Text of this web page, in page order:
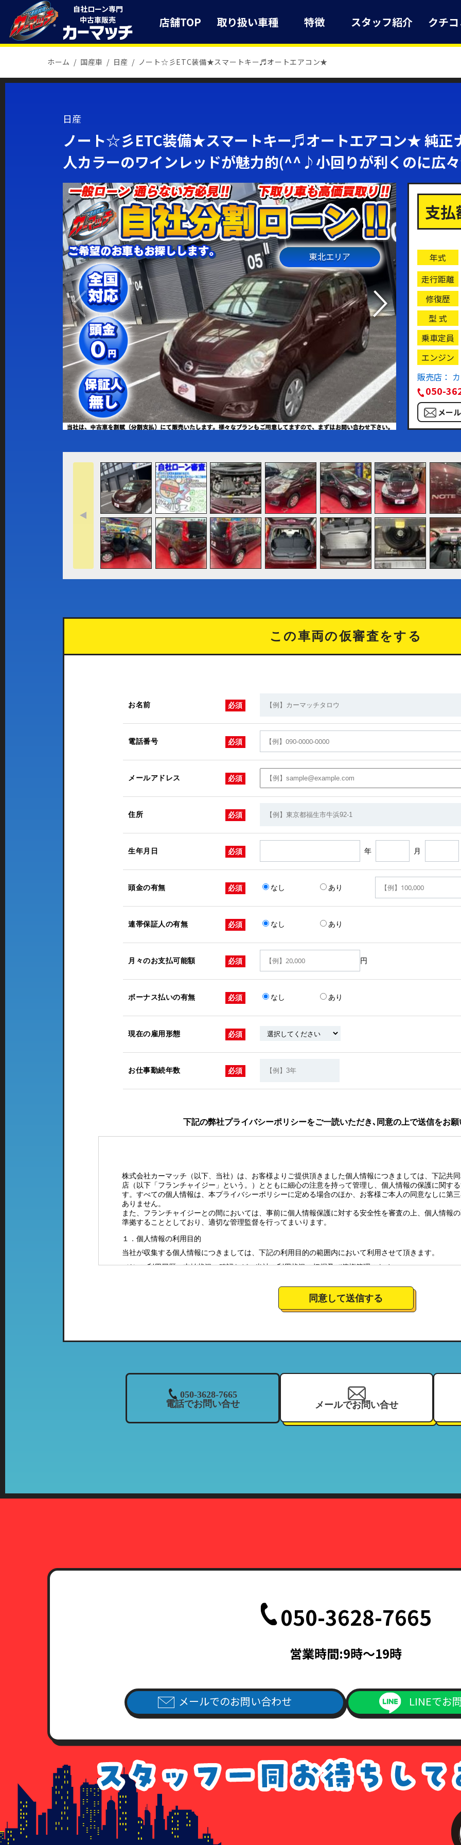
自社ローン専門
中古車販売
店舗TOP 取り扱い車種 特徴 スタッフ紹介 クチ
ホーム 国産車 日産 ノート☆彡ETC装備★スマートキー♬オートエアコン★
日産
ノート☆彡ETC装備★スマートキー♬オートエアコン★ 純
人カラーのワインレッドが魅力的(^^♪小回りが利くのに
東北エリア
支
年式
走行距離
修復歴
型 式
乗車定員
エンジン
販売店：
050-
メー
この車両の仮審査をする
お名前 必須
電話番号 必須
メールアドレス 必須
住所 必須
生年月日 必須 年 月
頭金の有無 必須 なし あり
連帯保証人の有無 必須 なし あり
月々のお支払可能額 必須 円
ボーナス払いの有無 必須 なし あり
現在の雇用形態 必須
お仕事勤続年数 必須
下記の弊社プライバシーポリシーをご一読いただき､同意の上で送信をお
株式会社カーマッチ（以下、当社）は、お客様よりご提供頂きました個人情報につきましては、下記共
店（以下「フランチャイジー」という。）とともに細心の注意を持って管理し、個人情報の保護に関す
す。すべての個人情報は、本プライバシーポリシーに定める場合のほか、お客様ご本人の同意なしに第
ありません。
また、フランチャイジーとの間においては、事前に個人情報保護に対する安全性を審査の上、個人情報
準拠することとしており、適切な管理監督を行ってまいります。
１．個人情報の利用目的
当社が収集する個人情報につきましては、下記の利用目的の範囲内において利用させて頂きます。
（1）ご利用履歴・支払状況の確認など、当社の利用状況の把握及び債権管理のため
（3）お客様に有益と思われる当社のサービスの商品情報、イベント情報、新店情報等の郵送、配送（
（4）お問い合わせやご意見・ご要望に対応し、それらを会社運営全体に反映させるため
列店のご案内をお送りさせて頂くことがございますので、ご了承下さい）
３．個人情報の共同利用について
当社では、お客様から頂いた情報を、当社の関連企業及びフランチャイジーとの間において、共同利用
・共同利用される個人情報：氏名、住所、電話番号、来店履歴（購入履歴若しくはリース履歴）、支払
お客様より個人情報の開示、訂正、削除、または利用停止を求められたときは、当社の定める方法で本
有効期限内のもので、現住所が記載されている面の写しを含むこと。（国際運転免許証は除く）
住民票・公共料金領収書・公共料金請求書は、発行日より3ヵ月以内で、現住所が記載されているもの
7．各種請求のお手続き方法
当社指定の申請用紙
に必要事項をご記入の上、上記本人確認書類の(1)～(4)のいずれかの写しを添付の上
（当社指定の申請用紙は、こちらよりダウンロード出来ます）
個人情報利用停止申請書
個人情報訂正追加削除請求書
委任状
8．手数料について
情報開示のご請求を頂いた場合、1回につき書留送料440円分の切手を申請書類に同封して下さい。
手数料が不足している場合、及び手数料が同封されていなかった場合は、その旨をご連絡させて頂きま
払いのなかった場合につきましては、各種請求はなかったものとして処理させて頂きますので、あらか
9. 各種請求に応じることが出来ない場合について
同意して送信する
050-3628-7665
電話でお問い合せ
メールでお問い合せ
050-3628-7665
営業時間:9時～19時
メールでのお問い合わせ LINEでお